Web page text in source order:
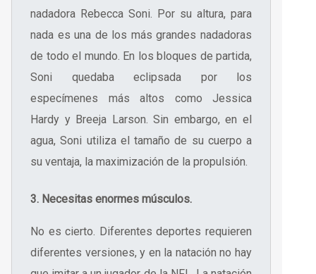
nadadora Rebecca Soni. Por su altura, para
nada es una de los más grandes nadadoras
de todo el mundo. En los bloques de partida,
Soni quedaba eclipsada por los
especímenes más altos como Jessica
Hardy y Breeja Larson. Sin embargo, en el
agua, Soni utiliza el tamaño de su cuerpo a
su ventaja, la maximización de la propulsión.
3. Necesitas enormes músculos.
No es cierto. Diferentes deportes requieren
diferentes versiones, y en la natación no hay